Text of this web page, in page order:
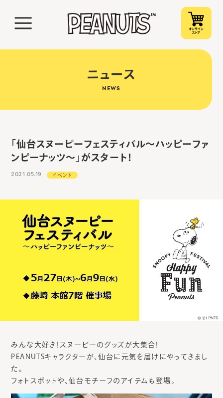
ニュース
NEWS
「仙台スヌーピーフェスティバル～ハッピーファ
ンピーナッツ～」がスタート！
2021.05.19 イベント
みんな大好き！スヌーピーのグッズが大集合！
PEANUTSキャラクターが、仙台に元気を届けにやってきまし
た。
フォトスポットや、仙台モチーフのアイテムも登場。